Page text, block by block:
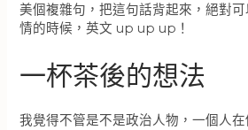
美個複雜句，把這句話背起來，絕對
情的時候，英文 up up up！
一杯茶後的想法
我覺得不管是不是政治人物，一個人